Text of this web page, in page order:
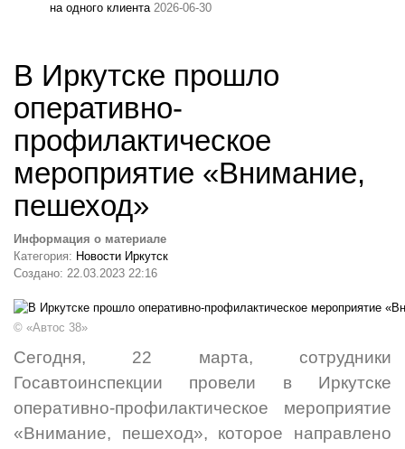
на одного клиента 2026-06-30
В Иркутске прошло
оперативно-
профилактическое
мероприятие «Внимание,
пешеход»
Информация о материале
Категория: Новости Иркутск
Создано: 22.03.2023 22:16
© «Автос 38»
Сегодня, 22 марта, сотрудники
Госавтоинспекции провели в Иркутске
оперативно-профилактическое мероприятие
«Внимание, пешеход», которое направлено